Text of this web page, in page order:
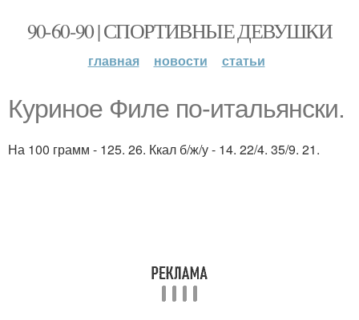
90-60-90 | СПОРТИВНЫЕ ДЕВУШКИ
главная новости статьи
Куриное Филе по-итальянски.
На 100 грамм - 125. 26. Ккал б/ж/у - 14. 22/4. 35/9. 21.